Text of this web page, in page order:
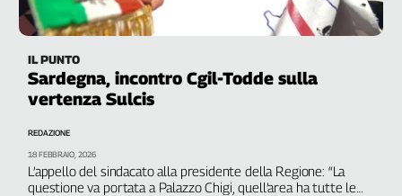
IL PUNTO
Sardegna, incontro Cgil-Todde sulla
vertenza Sulcis
L’appello del sindacato alla presidente della Regione: “La
questione va portata a Palazzo Chigi, quell’area ha tutte le
REDAZIONE
18 FEBBRAIO, 2026